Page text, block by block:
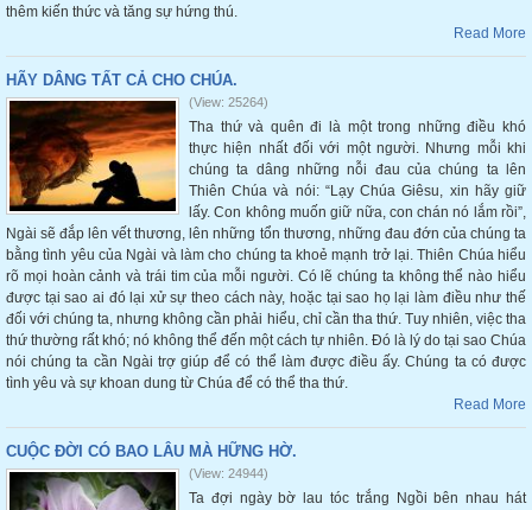
thêm kiến thức và tăng sự hứng thú.
Read More
HÃY DÂNG TẤT CẢ CHO CHÚA.
(View: 25264)
Tha thứ và quên đi là một trong những điều khó
thực hiện nhất đối với một người. Nhưng mỗi khi
chúng ta dâng những nỗi đau của chúng ta lên
Thiên Chúa và nói: “Lạy Chúa Giêsu, xin hãy giữ
lấy. Con không muốn giữ nữa, con chán nó lắm rồi”,
Ngài sẽ đắp lên vết thương, lên những tổn thương, những đau đớn của chúng ta
bằng tình yêu của Ngài và làm cho chúng ta khoẻ mạnh trở lại. Thiên Chúa hiểu
rõ mọi hoàn cảnh và trái tim của mỗi người. Có lẽ chúng ta không thể nào hiểu
được tại sao ai đó lại xử sự theo cách này, hoặc tại sao họ lại làm điều như thế
đối với chúng ta, nhưng không cần phải hiểu, chỉ cần tha thứ. Tuy nhiên, việc tha
thứ thường rất khó; nó không thể đến một cách tự nhiên. Đó là lý do tại sao Chúa
nói chúng ta cần Ngài trợ giúp để có thể làm được điều ấy. Chúng ta có được
tình yêu và sự khoan dung từ Chúa để có thể tha thứ.
Read More
CUỘC ĐỜI CÓ BAO LÂU MÀ HỮNG HỜ.
(View: 24944)
Ta đợi ngày bờ lau tóc trắng Ngồi bên nhau hát